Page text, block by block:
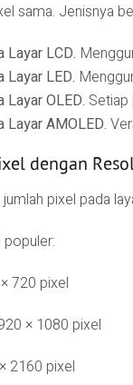
sama. Jenisnya
Layar LCD.
Layar LED.
Layar OLED. Setiap
Layar AMOLED.
dengan
pixel pada
720 pixel
× 1080 pixel
2160 pixel